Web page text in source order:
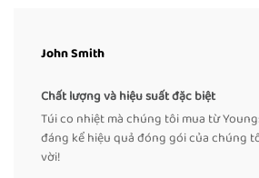
John Smith
Chất lượng và hiệu suất đặc biệt
Túi co nhiệt mà chúng tôi mua từ
đáng kể hiệu quả đóng gói của chúng
vời!